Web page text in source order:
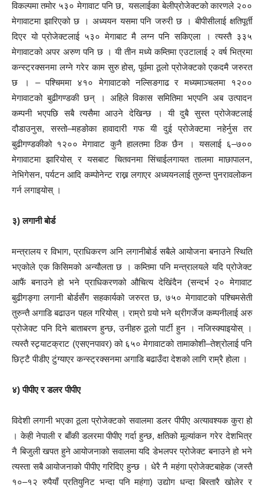
विकल्पमा तमोर ५३० मेगावाट पनि छ, यसलाईका बेलीप्रोजेक्टको कारणले २००
मेगावाटमा झारिएको छ । अध्ययन यसमा पनि जरुरी छ । बीपीसीलाई क्षतिपूर्ती
दिएर यो प्रोजेक्टलाई ५३० मेगाबाट मै लग्न पनि सकिएला । त्यस्तै ३३५
मेगावाटको अपर अरुण पनि छ । यी तीन मध्ये कम्तिमा एउटालाई २ वर्ष भित्रमा
कन्स्ट्रक्सनमा लग्ने गरेर काम सुरु होस्, पूर्वमा ठूलो प्रोजेक्टको एकदमै जरुरत
छ । – पश्चिममा ४१० मेगावाटको नल्सिङगाढ र मध्यमाञ्चलमा १२००
मेगावाटको बुढीगण्डकी छन् । अहिले विकास समितिमा भएपनि अब उत्पादन
कम्पनी भएपछि सबै त्यसैमा आउने देखिन्छ । यी दुबै सुस्त प्रोजेक्टलाई
दौडाउनुस, सस्तो–महङोका हावादारी गफ यी दुई प्रोजेक्टमा नहेर्नुस तर
बुढीगण्डकीको १२०० मेगावाट कुनै हालतमा ठिक छैन । यसलाई ६–७००
मेगावाटमा झारियोस् र यसबाट चितवनमा सिंचाईलगायत तालमा माछापालन,
नेभिगेसन, पर्यटन आदि कम्पोनेन्ट राख्न लगाएर अध्ययनलाई तुरुन्त पुनरावलोकन
गर्न लगाइयोस् ।
३) लगानी बोर्ड
मन्त्रालय र विभाग, प्राधिकरण अनि लगानीबोर्ड सबैले आयोजना बनाउने स्थिति
भएकोले एक किसिमको अन्यौलता छ । कम्तिमा पनि मन्त्रालयले यदि प्रोजेक्ट
आफैं बनाउने हो भने प्राधिकरणको औचित्य देखिंदैन (सन्दर्भ २० मेगावाट
बुढीगङ्गा लगानी बोर्डसँग सहकार्यको जरुरत छ, ७५० मेगावाटको पश्चिमसेती
तुरुन्तै अगाडि बढाउन पहल गरियोस् । राम्रो गर्‍यो भने थ्रीगर्जेज कम्पनीलाई अरु
प्रोजेक्ट पनि दिने बाताबरण हुन्छ, उनीहरु ठूलो पार्टी हुन । नजिस्क्याइयोस् ।
त्यस्तै स्ट्र्याटक्राट (एसएनपावर) को ६५० मेगावाटको तामाकोशी–तेश्रोलाई पनि
छिट्टै पीडीए टुंग्याएर कन्स्ट्रक्सनमा अगाडि बढाउँदा देशको लागि राम्रै होला ।
४) पीपीए र डलर पीपीए
विदेशी लगानी भएका ठूला प्रोजेक्टको सवालमा डलर पीपीए अत्यावश्यक कुरा हो
। केही नेपाली र बाँकी डलरमा पीपीए गर्दा हुन्छ, क्षतिको मूल्यांकन गरेर देशभित्र
नै बिजुली खपत हुने आयोजनाको सवालमा यदि डेभलपर प्रोजेक्ट बनाउने हो भने
त्यस्ता सबै आयोजनाको पीपीए गरिदिए हुन्छ । धेरै नै महंगा प्रोजेक्टबाहेक (जस्तै
१०–१२ रुपैयाँ प्रतियुनिट भन्दा पनि महंगा) उद्योग धन्दा बिस्तारै खोलेर र